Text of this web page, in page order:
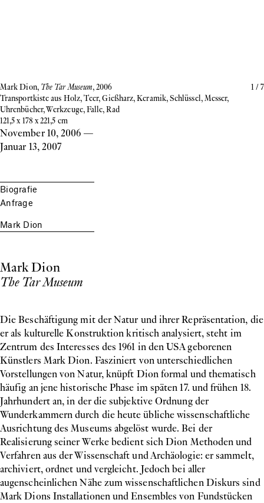
Mark Dion, The Tar Museum, 2006
Transportkiste aus Holz, Teer, Gießharz, Keramik, Schlüssel, Messer,
Uhrenbücher, Werkzeuge, Falle, Rad
121,5 x 178 x 221,5 cm
1/7
November 10, 2006 —
Januar 13, 2007
Biografie
Anfrage
Mark Dion
Mark Dion
The Tar Museum
Die Beschäftigung mit der Natur und ihrer Repräsentation, die
er als kulturelle Konstruktion kritisch analysiert, steht im
Zentrum des Interesses des 1961 in den USA geborenen
Künstlers Mark Dion. Fasziniert von unterschiedlichen
Vorstellungen von Natur, knüpft Dion formal und thematisch
häufig an jene historische Phase im späten 17. und frühen 18.
Jahrhundert an, in der die subjektive Ordnung der
Wunderkammern durch die heute übliche wissenschaftliche
Ausrichtung des Museums abgelöst wurde. Bei der
Realisierung seiner Werke bedient sich Dion Methoden und
Verfahren aus der Wissenschaft und Archäologie: er sammelt,
archiviert, ordnet und vergleicht. Jedoch bei aller
augenscheinlichen Nähe zum wissenschaftlichen Diskurs sind
Mark Dions Installationen und Ensembles von Fundstücken